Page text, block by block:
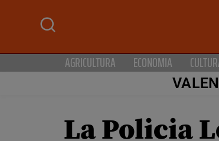
AGRICULTURA ECONOMIA
La Policia